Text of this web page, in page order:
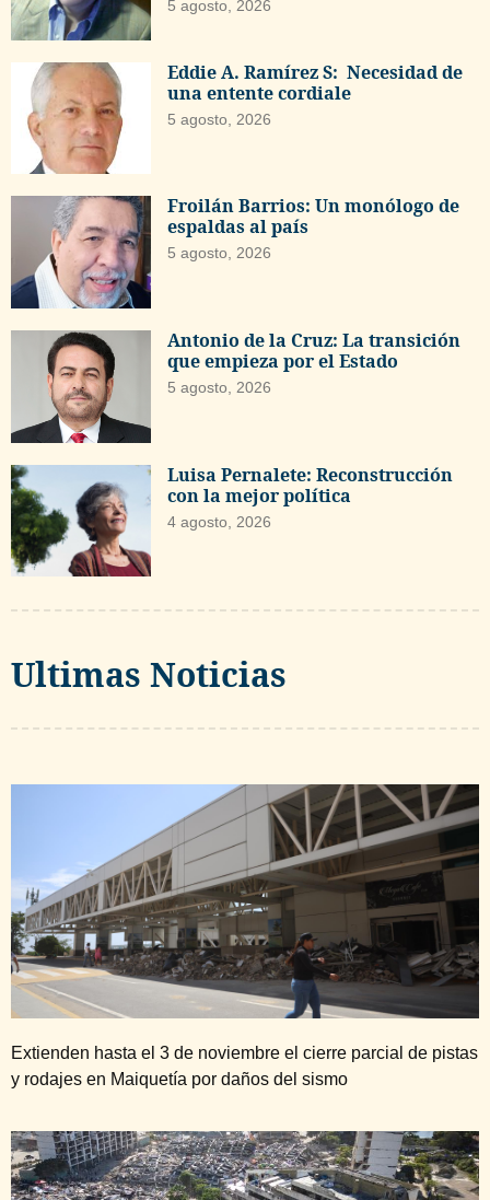
5 agosto, 2026
Eddie A. Ramírez S: Necesidad de
una entente cordiale
5 agosto, 2026
Froilán Barrios: Un monólogo de
espaldas al país
5 agosto, 2026
Antonio de la Cruz: La transición
que empieza por el Estado
5 agosto, 2026
Luisa Pernalete: Reconstrucción
con la mejor política
4 agosto, 2026
Ultimas Noticias
Extienden hasta el 3 de noviembre el cierre parcial de pistas
y rodajes en Maiquetía por daños del sismo